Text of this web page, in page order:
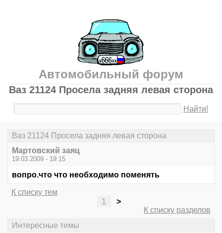
Автомобильный форум
Ваз 21124 Просела задняя левая сторона
Найти!
Ваз 21124 Просела задняя левая сторона
Мартовский заяц
19.03.2009 - 19:15
вопро.что что необходимо поменять
К списку тем
1
>
К списку разделов
Интересные темы